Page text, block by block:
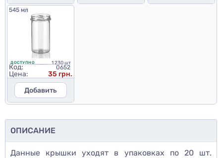
545 мл
ДОСТУПНО 1 230 шт
Код: 0652
Цена:
35 грн.
Добавить
ОПИСАНИЕ
Данные крышки уходят в упаковках по 20 шт.